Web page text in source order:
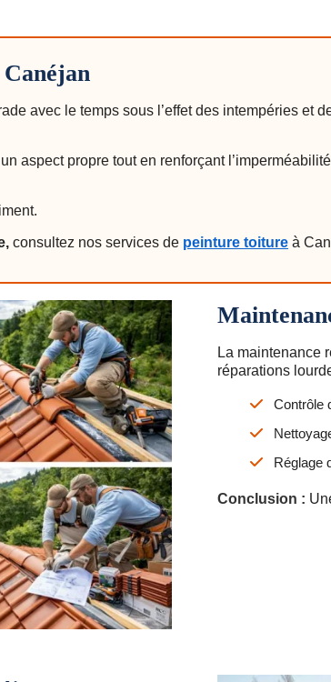
avec le temps sous l’effet des intempéries et
aspect propre tout en renforçant
consultez nos services de peinture toiture à
La maintenance
réparations
Contrôle
Réglage
Conclusion :